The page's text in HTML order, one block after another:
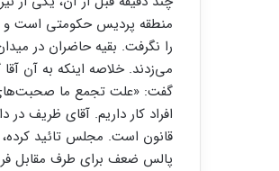
منطقه پردیس حکومتی است و
را نگرفت. بقیه حاضران در
می‌زدند. خلاصه اینکه به آن
گفت: «علت تجمع ما صحبت‌های
افراد کار داریم. آقای ظریف
قانون است. مجلس تائید کرده،
پالس ضعف برای طرف مقابل